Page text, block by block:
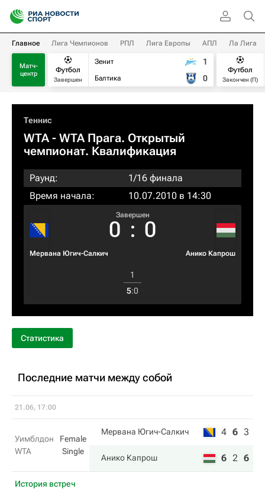
Главное Лига Чемпионов РПЛ Лига Европы АПЛ Ла Лига
Матч-
центр
Футбол
Завершен
Зенит
Балтика
1
0
Футбол
Закончен (П)
Теннис
WTA- WTA Прага. Открытый
чемпионат. Квалификация
Раунд:
1/16 финала
Время начала:
10.07.2010 в 14:30
Мервана Югич-Салкич
Завершен
0 : 0
Анико Капрош
1
5:0
Статистика
Последние матчи между собой
21.06, 17:00
Уимблдон
WTA
Female
Single
Мервана Югич-Салкич 4 6 3
Анико Капрош 6 2 6
История встреч